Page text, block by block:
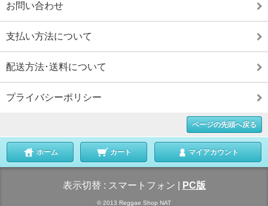
お問い合わせ
支払い方法について
配送方法･送料について
プライバシーポリシー
ページの先頭へ戻る
ホーム カート マイアカウント
表示切替 : スマートフォン PC版
© 2013 Reggae Shop NAT